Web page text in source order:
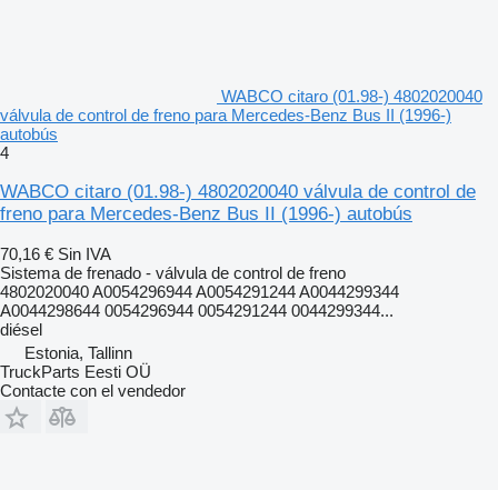
WABCO citaro (01.98-) 4802020040
válvula de control de freno para Mercedes-Benz Bus II (1996-)
autobús
4
WABCO citaro (01.98-) 4802020040 válvula de control de
freno para Mercedes-Benz Bus II (1996-) autobús
70,16 € Sin IVA
Sistema de frenado - válvula de control de freno
4802020040 A0054296944 A0054291244 A0044299344
A0044298644 0054296944 0054291244 0044299344...
diésel
Estonia, Tallinn
TruckParts Eesti OÜ
Contacte con el vendedor